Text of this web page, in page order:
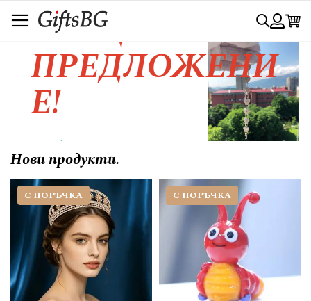
към
съдържанието
Търси
СПЕЦИАЛНО
ПРЕДЛОЖЕНИ
Е!
Любовта се изразява с красивия
жест.....
Нови продукти.
С ПОРЪЧКА С ПОРЪЧКА